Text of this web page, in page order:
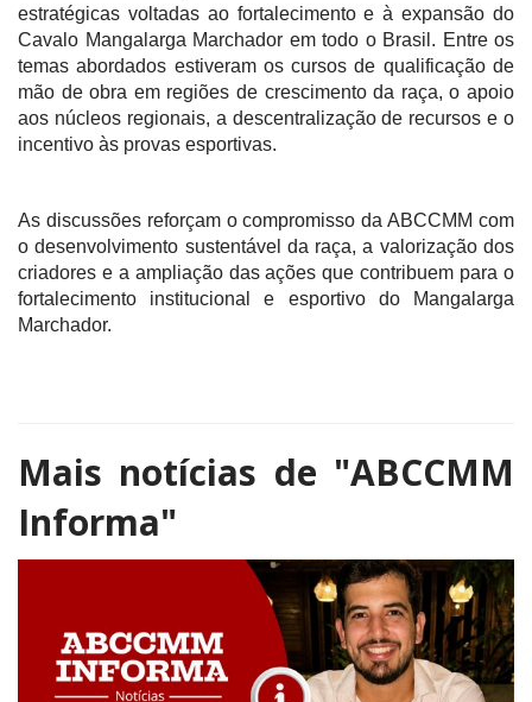
estratégicas voltadas ao fortalecimento e à expansão do
Cavalo Mangalarga Marchador em todo o Brasil. Entre os
temas abordados estiveram os cursos de qualificação de
mão de obra em regiões de crescimento da raça, o apoio
aos núcleos regionais, a descentralização de recursos e o
incentivo às provas esportivas.
As discussões reforçam o compromisso da ABCCMM com
o desenvolvimento sustentável da raça, a valorização dos
criadores e a ampliação das ações que contribuem para o
fortalecimento institucional e esportivo do Mangalarga
Marchador.
Mais notícias de "ABCCMM
Informa"